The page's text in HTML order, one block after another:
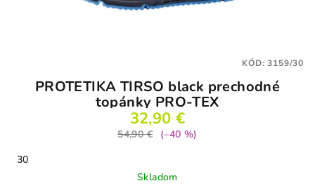
PROTETIKA TIRSO black prechodné
topánky PRO-TEX
32,90 €
54,90 €
(–40 %)
30
Skladom
KÓD:3159/30